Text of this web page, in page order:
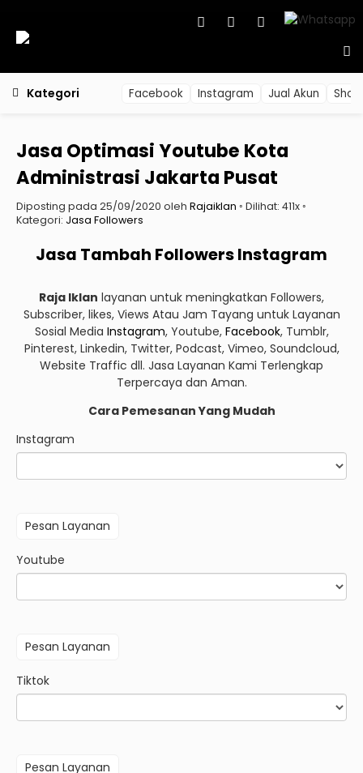
Kategori Facebook Instagram Jual Akun
Jasa Optimasi Youtube Kota
Administrasi Jakarta Pusat
Diposting pada 25/09/2020 oleh Rajaiklan ◦ Dilihat: 411x ◦
Kategori: Jasa Followers
Jasa Tambah Followers Instagram
Raja Iklan layanan untuk meningkatkan Followers,
Subscriber, likes, Views Atau Jam Tayang untuk Layanan
Sosial Media Instagram, Youtube, Facebook, Tumblr,
Pinterest, Linkedin, Twitter, Podcast, Vimeo, Soundcloud,
Website Traffic dll. Jasa Layanan Kami Terlengkap
Terpercaya dan Aman.
Cara Pemesanan Yang Mudah
Instagram
Youtube
Tiktok